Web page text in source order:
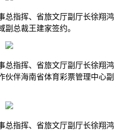
指挥、省旅文厅副厅长徐翔鸿
副总裁王建家签约。
指挥、省旅文厅副厅长徐翔鸿
伙伴海南省体育彩票管理中心副
指挥、省旅文厅副厅长徐翔鸿